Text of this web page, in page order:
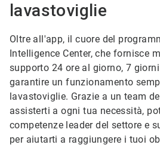
lavastoviglie
Oltre all'app, il cuore del
Intelligence Center, che fornisce
supporto 24 ore al giorno, 7
garantire un funzionamento
lavastoviglie. Grazie a un team
assisterti a ogni tua necessità,
competenze leader del settore e
per aiutarti a raggiungere i tuoi